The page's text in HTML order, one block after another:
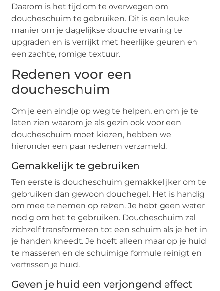
Daarom is het tijd om te overwegen om
doucheschuim te gebruiken. Dit is een leuke
manier om je dagelijkse douche ervaring te
upgraden en is verrijkt met heerlijke geuren en
een zachte, romige textuur.
Redenen voor een
doucheschuim
Om je een eindje op weg te helpen, en om je te
laten zien waarom je als gezin ook voor een
doucheschuim moet kiezen, hebben we
hieronder een paar redenen verzameld.
Gemakkelijk te gebruiken
Ten eerste is doucheschuim gemakkelijker om te
gebruiken dan gewoon douchegel. Het is handig
om mee te nemen op reizen. Je hebt geen water
nodig om het te gebruiken. Doucheschuim zal
zichzelf transformeren tot een schuim als je het in
je handen kneedt. Je hoeft alleen maar op je huid
te masseren en de schuimige formule reinigt en
verfrissen je huid.
Geven je huid een verjongend effect